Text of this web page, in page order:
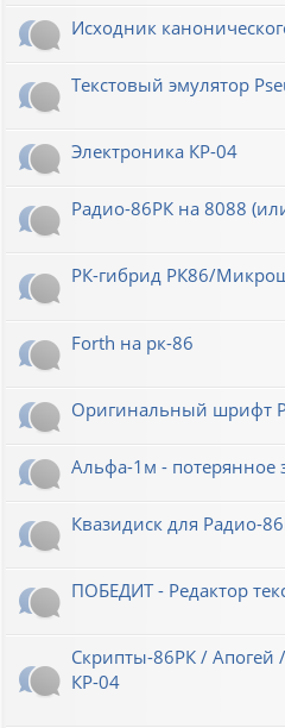
Исходник
Текстовый эмулятор
Электроника КР-04
Радио-86РК на 8088
РК-гибрид РК86/
Forth на рк-86
Оригинальный шрифт
Альфа-1м - потерянное
Квазидиск для Радио-
ПОБЕДИТ - Редактор
Скрипты-86РК / Апогей
КР-04